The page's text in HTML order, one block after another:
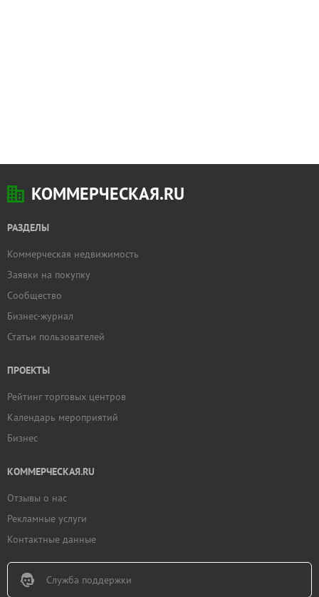
КОММЕРЧЕСКАЯ.RU
РАЗДЕЛЫ
Коммерческая недвижимость
Заявки на покупку
Сообщество
Бизнес-журнал
Статьи пользователей
ПРОЕКТЫ
Рейтинг торговых центров
Календарь мероприятий
Бизнес
КОММЕРЧЕСКАЯ.RU
Отзывы о нас
Рекламные услуги
Контактные данные
Служба поддержки